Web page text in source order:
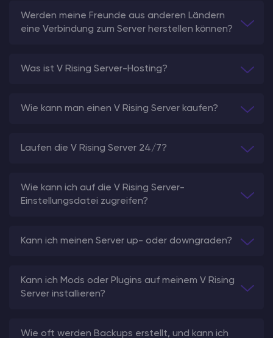
Werden meine Freunde aus anderen Ländern
eine Verbindung zum Server herstellen können?
Was ist V Rising Server-Hosting?
Wie kann man einen V Rising Server kaufen?
Laufen die V Rising Server 24/7?
Wie kann ich auf die V Rising Server-
Einstellungsdatei zugreifen?
Kann ich meinen Server up- oder downgraden?
Kann ich Mods oder Plugins auf meinem V Rising
Server installieren?
Wie oft werden Backups erstellt, und kann ich